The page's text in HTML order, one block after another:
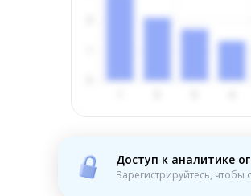
Доступ к аналитике
Зарегистрируйтесь, чтобы